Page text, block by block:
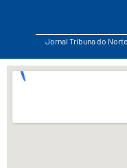
Jornal Tribuna do